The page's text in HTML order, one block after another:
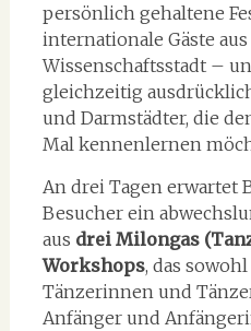
persönlich gehaltene
internationale Gäste
Wissenschaftsstadt –
gleichzeitig
und Darmstädter, die
Mal kennenlernen
An drei Tagen erwartet
Besucher ein
aus drei Milongas
Workshops, das
Tänzerinnen und
Anfänger und